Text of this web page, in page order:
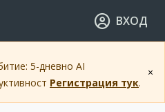
ВХОД
×
5-дневно AI
Регистрация тук.